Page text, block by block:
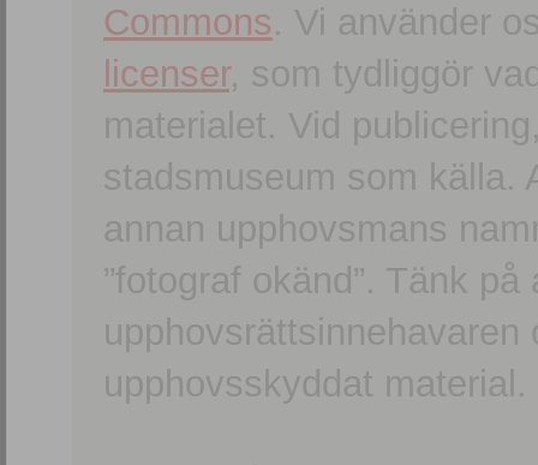
Commons. Vi använder
licenser, som tydliggör
materialet. Vid
stadsmuseum som källa.
annan upphovsmans
”fotograf okänd”. Tänk
upphovsskyddat material.